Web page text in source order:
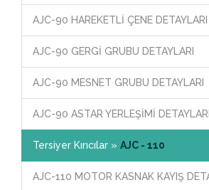
AJC-90 HAREKETLİ ÇENE DETAYLARI
AJC-90 GERGİ GRUBU DETAYLARI
AJC-90 MESNET GRUBU DETAYLARI
AJC-90 ASTAR YERLEŞİMİ DETAYLARI
Tersiyer Kırıcılar » AJC - 110
AJC-110 MOTOR KASNAK KAYIŞ